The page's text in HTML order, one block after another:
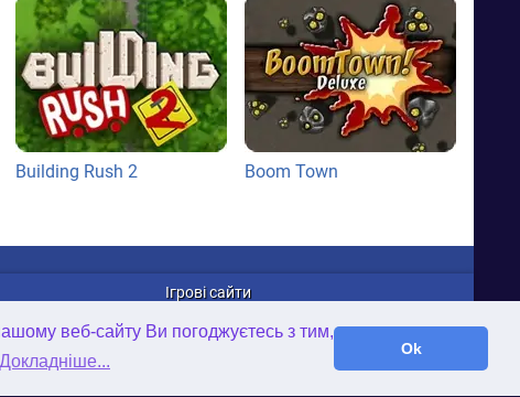
веб-сайту Ви погоджуєтесь з тим,
Докладніше...
Ok
Building Rush 2 Boom Town
Ігрові сайти